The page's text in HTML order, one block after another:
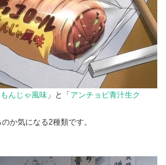
んじゃ風味 」と「 アンチョビ青汁生ク
か気になる2種類です。